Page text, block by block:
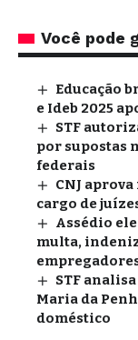
Você pode
Educação
e Ideb 2025
STF
por supostas
federais
CNJ
cargo de
Assédio
multa,
STF
Maria da
doméstico